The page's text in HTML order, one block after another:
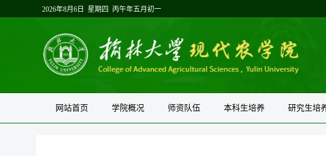
2026年8月6日 星期四 丙午年五月初一
网站首页 学院概况 师资队伍 本科生培养 研究生培